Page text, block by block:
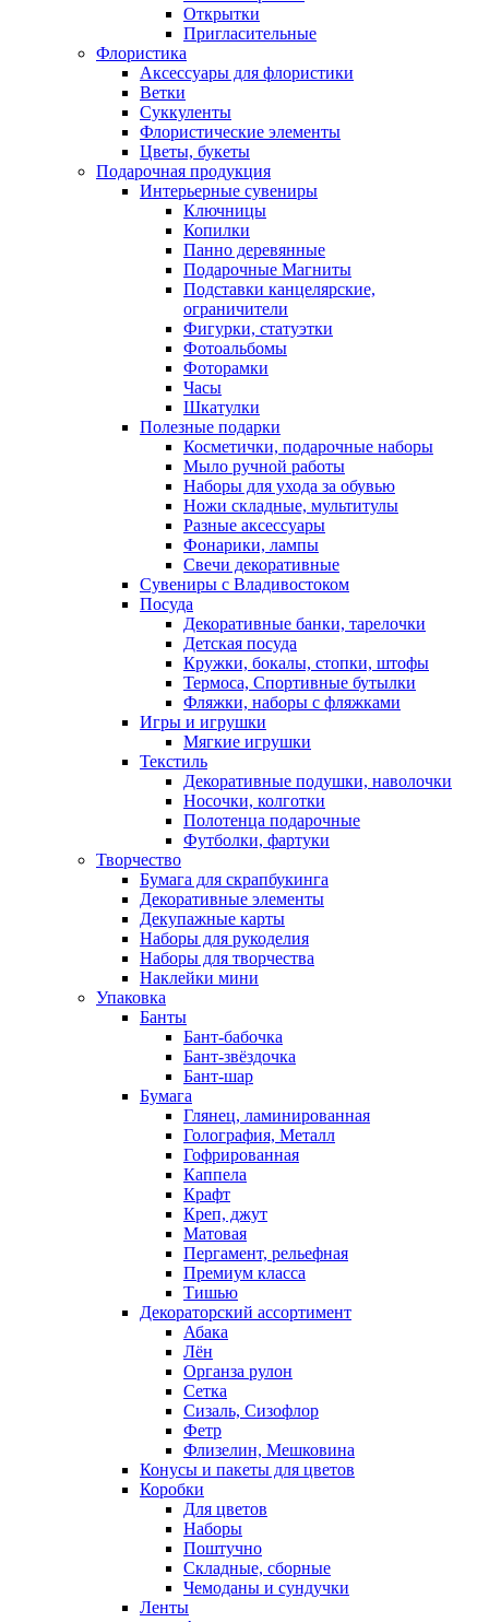
Открытки
Пригласительные
Флористика
Аксессуары для флористики
Ветки
Суккуленты
Флористические элементы
Цветы, букеты
Подарочная продукция
Интерьерные сувениры
Ключницы
Копилки
Панно деревянные
Подарочные Магниты
Подставки канцелярские,
ограничители
Фигурки, статуэтки
Фотоальбомы
Фоторамки
Часы
Шкатулки
Полезные подарки
Косметички, подарочные наборы
Мыло ручной работы
Наборы для ухода за обувью
Ножи складные, мультитулы
Разные аксессуары
Фонарики, лампы
Свечи декоративные
Сувениры с Владивостоком
Посуда
Декоративные банки, тарелочки
Детская посуда
Кружки, бокалы, стопки, штофы
Термоса, Спортивные бутылки
Фляжки, наборы с фляжками
Игры и игрушки
Мягкие игрушки
Текстиль
Декоративные подушки, наволочки
Носочки, колготки
Полотенца подарочные
Футболки, фартуки
Творчество
Бумага для скрапбукинга
Декоративные элементы
Декупажные карты
Наборы для рукоделия
Наборы для творчества
Наклейки мини
Упаковка
Банты
Бант-бабочка
Бант-звёздочка
Бант-шар
Бумага
Глянец, ламинированная
Голография, Металл
Гофрированная
Каппела
Крафт
Креп, джут
Матовая
Пергамент, рельефная
Премиум класса
Тишью
Декораторский ассортимент
Абака
Лён
Органза рулон
Сетка
Сизаль, Сизофлор
Фетр
Флизелин, Мешковина
Конусы и пакеты для цветов
Коробки
Для цветов
Наборы
Поштучно
Складные, сборные
Чемоданы и сундучки
Ленты